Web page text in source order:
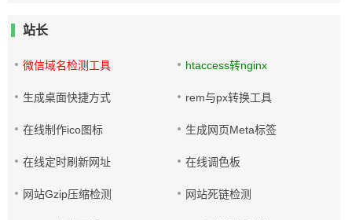
站长
微信域名检测工具 htaccess转nginx
生成桌面快捷方式 rem与px转换工具
在线制作ico图标 生成网页Meta标签
在线定时刷新网址 在线调色板
网站Gzip压缩检测 网站死链检测